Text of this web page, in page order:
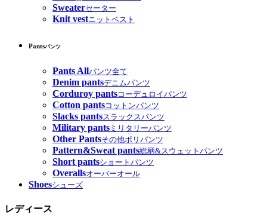
Sweaterセーター
Knit vestニットベスト
Pantsパンツ
Pants Allパンツ全て
Denim pantsデニムパンツ
Corduroy pantsコーデュロイパンツ
Cotton pantsコットンパンツ
Slacks pantsスラックスパンツ
Military pants ミリタリーパンツ
Other Pantsその他ポリパンツ
Pattern&Sweat pants総柄&スウェットパンツ
Short pantsショートパンツ
Overallsオーバーオール
Shoesシューズ
レディース